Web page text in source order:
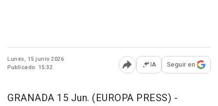
Lunes, 15 junio 2026
Publicado: 15:32
Abrir opciones para
IA Seguir en
GRANADA 15 Jun. (EUROPA PRESS) -